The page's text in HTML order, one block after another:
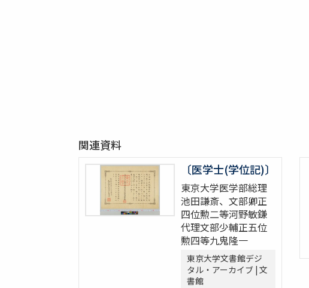
関連資料
〔医学士(学位記)〕
東京大学医学部総理
池田謙斎、文部卿正
四位勲二等河野敏鎌
代理文部少輔正五位
勲四等九鬼隆一
東京大学文書館デジ
タル・アーカイブ | 文
書館